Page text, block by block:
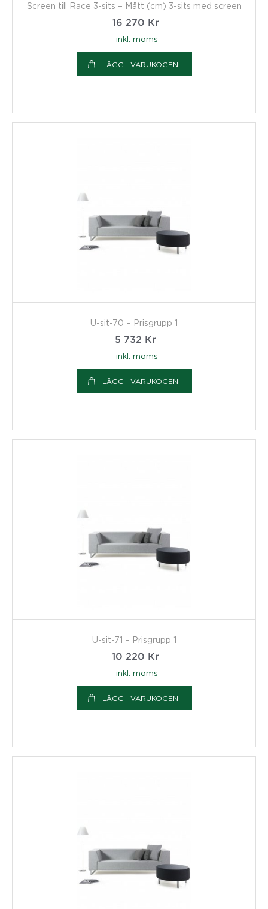
Screen till Race 3-sits – Mått (cm) 3-sits med screen
16 270 Kr
inkl. moms
LÄGG I VARUKOGEN
U-sit-70 – Prisgrupp 1
5 732 Kr
inkl. moms
LÄGG I VARUKOGEN
U-sit-71 – Prisgrupp 1
10 220 Kr
inkl. moms
LÄGG I VARUKOGEN